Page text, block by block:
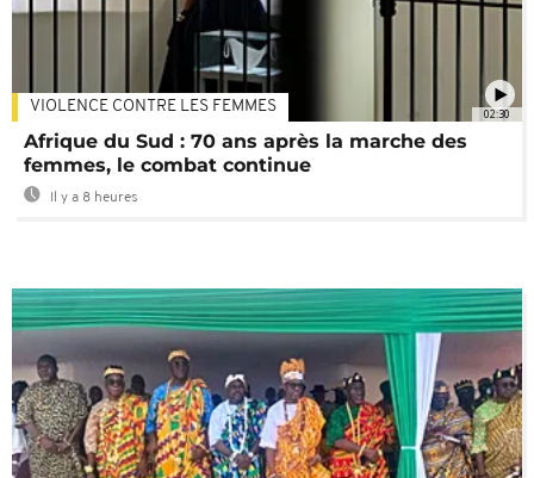
02:30
VIOLENCE CONTRE LES FEMMES
Afrique du Sud : 70 ans après la marche des
femmes, le combat continue
Il y a 8 heures